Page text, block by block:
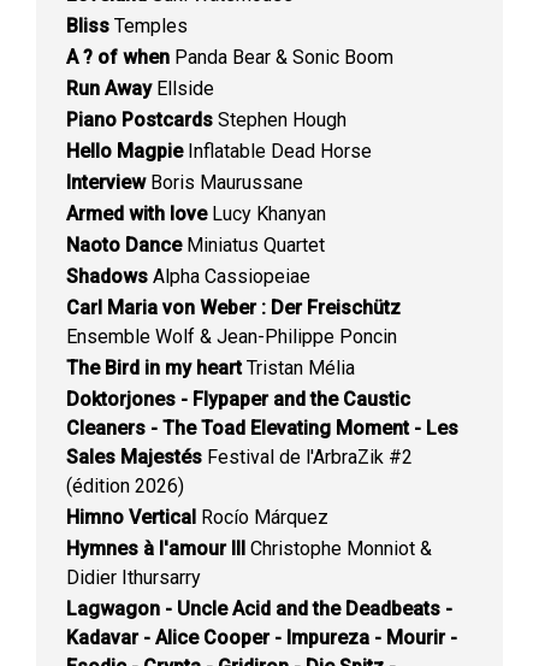
Bliss Temples
A ? of when Panda Bear & Sonic Boom
Run AwayEllside
Piano Postcards Stephen Hough
Hello MagpieInflatable Dead Horse
InterviewBoris Maurussane
Armed with loveLucy Khanyan
Naoto DanceMiniatus Quartet
Shadows Alpha Cassiopeiae
Carl Maria von Weber : Der Freischütz
Ensemble Wolf & Jean-Philippe Poncin
The Bird in my heartTristan Mélia
Doktorjones - Flypaper and the Caustic
Cleaners - The Toad Elevating Moment - Les
Sales Majestés Festival de l'ArbraZik #2
(édition 2026)
Himno Vertical Rocío Márquez
Hymnes à l'amour III Christophe Monniot &
Didier Ithursarry
Lagwagon - Uncle Acid and the Deadbeats -
Kadavar - Alice Cooper - Impureza - Mourir -